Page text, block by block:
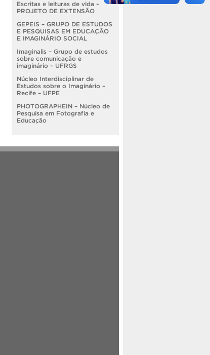
Escritas e leituras de vida –
PROJETO DE EXTENSÃO
GEPEIS – GRUPO DE ESTUDOS
E PESQUISAS EM EDUCAÇÃO
E IMAGINÁRIO SOCIAL
Imaginalis – Grupo de estudos
sobre comunicação e
imaginário – UFRGS
Núcleo Interdisciplinar de
Estudos sobre o Imaginário –
Recife – UFPE
PHOTOGRAPHEIN – Núcleo de
Pesquisa em Fotografia e
Educação